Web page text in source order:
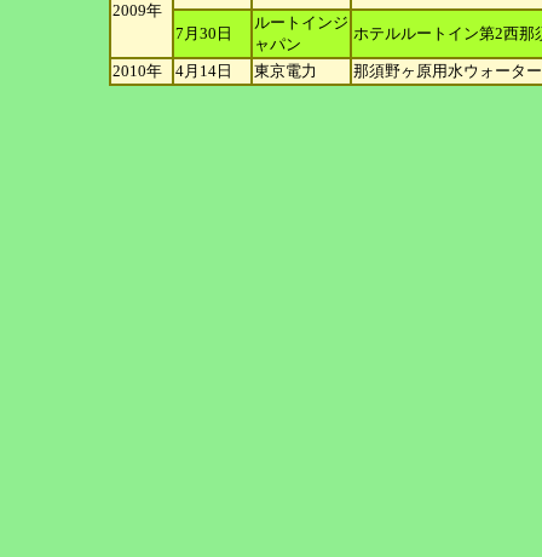
2009年
7月30日
ルートインジ
ャパン
ホテルルートイン第2西那
2010年 4月14日 東京電力 那須野ヶ原用水ウォータ